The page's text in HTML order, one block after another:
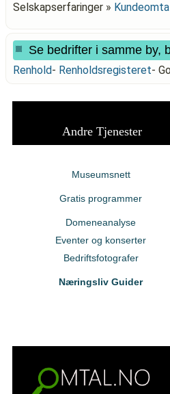
Selskapserfaringer »
Se bedrifter i samme by,
Renhold- Renholdsregisteret-
Andre Tjenester
Museumsnett
Gratis programmer
Domeneanalyse
Eventer og konserter
Bedriftsfotografer
Næringsliv Guider